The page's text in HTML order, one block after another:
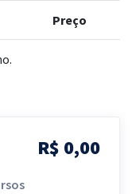
Preço
R$ 0,00